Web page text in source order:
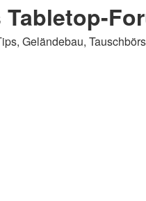
Geländebau,